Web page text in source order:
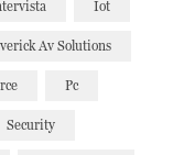
Iot
Av Solutions
Pc
Security